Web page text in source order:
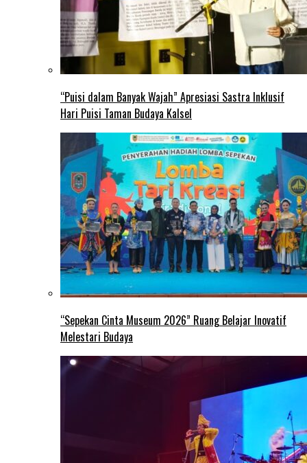
“Puisi dalam Banyak Wajah” Apresiasi Sastra Inklusif
Hari Puisi Taman Budaya Kalsel
“Sepekan Cinta Museum 2026” Ruang Belajar Inovatif
Melestari Budaya